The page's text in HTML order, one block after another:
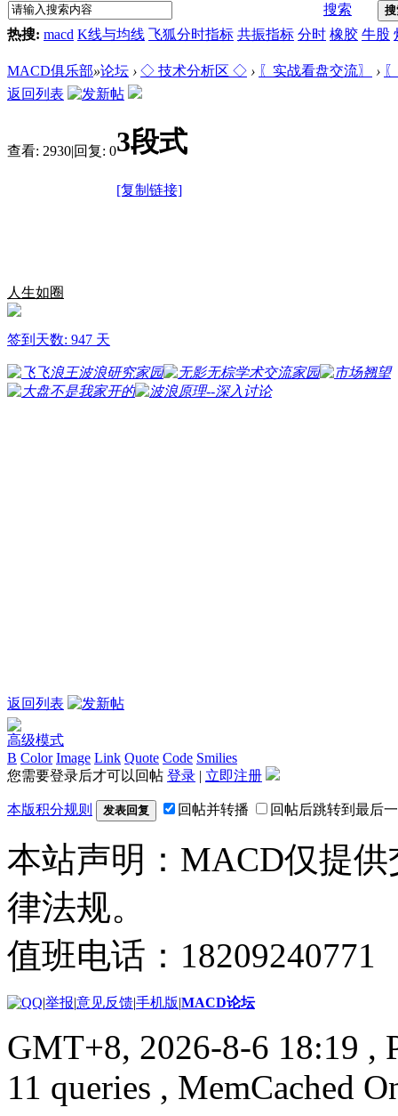
搜索
热搜: macd K线与均线 飞狐分时指标 共振指标 分时 橡胶 牛股
MACD俱乐部»论坛 › ◇ 技术分析区 ◇ › 〖实战看盘交流〗 ›
返回列表
查看: 2930|回复: 03段式
[复制链接]
人生如圈
签到天数: 947 天
返回列表
高级模式
B Color Image Link Quote Code Smilies
您需要登录后才可以回帖 登录 | 立即注册
本版积分规则 发表回复 回帖并转播 回帖后跳转到最后
本站声明：MACD仅提
律法规。
值班电话：
|举报|意见反馈|手机版|MACD论坛
GMT+8, 2026-8-6 18:19 ,
11 queries , MemCached